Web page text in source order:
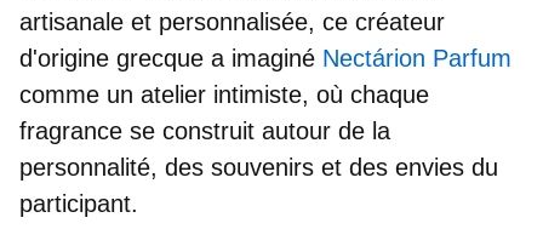
artisanale et personnalisée, ce créateur
d'origine grecque a imaginé Nectárion Parfum
comme un atelier intimiste, où chaque
fragrance se construit autour de la
personnalité, des souvenirs et des envies du
participant.